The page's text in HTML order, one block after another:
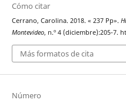
Cómo citar
Cerrano, Carolina. 2018. « 237 Pp».
Montevideo, n.º 4 (diciembre):205-7.
Más formatos de cita
Número